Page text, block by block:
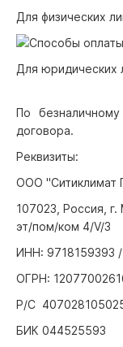
Для физических
Для юридических
По
договора.
Реквизиты:
ООО "Ситиклимат
107023, Россия, г.
эт/пом/ком 4/V/3
ИНН: 9718159393
ОГРН:
Р/С
БИК 044525593